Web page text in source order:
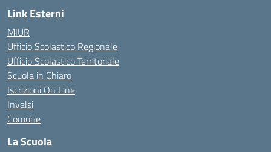
Link Esterni
MIUR
Ufficio Scolastico Regionale
Ufficio Scolastico Territoriale
Scuola in Chiaro
Iscrizioni On Line
Invalsi
Comune
La Scuola